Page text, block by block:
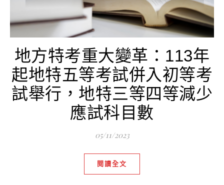
地方特考重大變革：113年
起地特五等考試併入初等考
試舉行，地特三等四等減少
應試科目數
05/11/2023
閱讀全文